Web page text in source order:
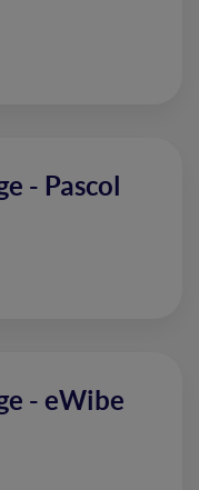
- Pascol
- eWibe